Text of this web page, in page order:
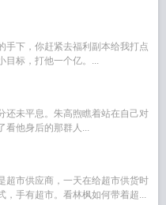
手下，你赶紧去福利副本给我打点
目标，打他一个亿。...
还未平息。朱高煦瞧着站在自己对
看他身后的那群人...
超市供应商，一天在给超市供货时
，手有超市。看林枫如何带着超...